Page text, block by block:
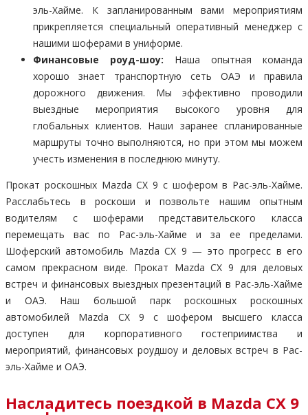
эль-Хайме. К запланированным вами мероприятиям
прикрепляется специальный оперативный менеджер с
нашими шоферами в униформе.
Финансовые роуд-шоу: Наша опытная команда
хорошо знает транспортную сеть ОАЭ и правила
дорожного движения. Мы эффективно проводили
выездные мероприятия высокого уровня для
глобальных клиентов. Наши заранее спланированные
маршруты точно выполняются, но при этом мы можем
учесть изменения в последнюю минуту.
Прокат роскошных Mazda CX 9 с шофером в Рас-эль-Хайме.
Расслабьтесь в роскоши и позвольте нашим опытным
водителям с шоферами представительского класса
перемещать вас по Рас-эль-Хайме и за ее пределами.
Шоферский автомобиль Mazda CX 9 — это прогресс в его
самом прекрасном виде. Прокат Mazda CX 9 для деловых
встреч и финансовых выездных презентаций в Рас-эль-Хайме
и ОАЭ. Наш большой парк роскошных роскошных
автомобилей Mazda CX 9 с шофером высшего класса
доступен для корпоративного гостеприимства и
мероприятий, финансовых роудшоу и деловых встреч в Рас-
эль-Хайме и ОАЭ.
Насладитесь поездкой в Mazda CX 9